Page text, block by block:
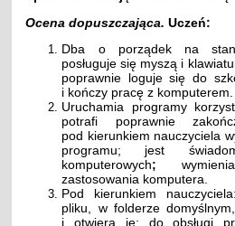
Ocena dopuszczająca.Uczeń:
Dba o porządek na
posługuje się myszą i
poprawnie loguje się do
i kończy pracę z komputerem.
Uruchamia programy
potrafi poprawnie
pod kierunkiem nauczyciela
programu; jest
komputerowych;
zastosowania komputera.
Pod kierunkiem
pliku, w folderze
i otwiera je; do obsługi